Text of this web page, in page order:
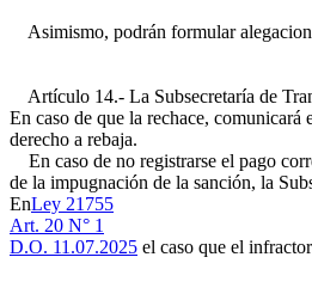
Asimismo, podrán formular
Artículo 14.- La Subsecretaría de
En caso de que la rechace,
derecho a rebaja.
En caso de no registrarse el pago
de la impugnación de la sanción, la
EnLey 21755
Art. 20 N° 1
D.O. 11.07.2025 el caso que el